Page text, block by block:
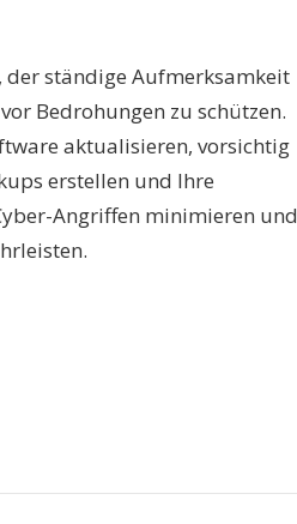
der ständige Aufmerksamkeit
Bedrohungen zu schützen.
aktualisieren, vorsichtig
erstellen und Ihre
Angriffen minimieren und